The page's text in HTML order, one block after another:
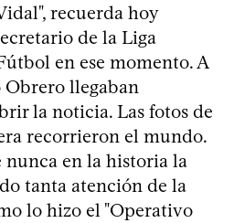
recuerda hoy
de la Liga
en ese momento. A
llegaban
la noticia. Las fotos de
recorrieron el mundo.
nunca en la historia la
tanta atención de la
lo hizo el "Operativo